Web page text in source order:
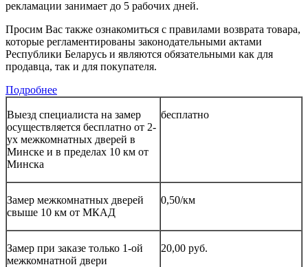
рекламации занимает до 5 рабочих дней.
Просим Вас также ознакомиться с правилами возврата товара,
которые регламентированы законодательными актами
Республики Беларусь и являются обязательными как для
продавца, так и для покупателя.
Подробнее
Выезд специалиста на замер
осуществляется бесплатно от 2-
ух межкомнатных дверей в
Минске и в пределах 10 км от
Минска
бесплатно
Замер межкомнатных дверей
свыше 10 км от МКАД
0,50/км
Замер при заказе только 1-ой
межкомнатной двери
20,00 руб.